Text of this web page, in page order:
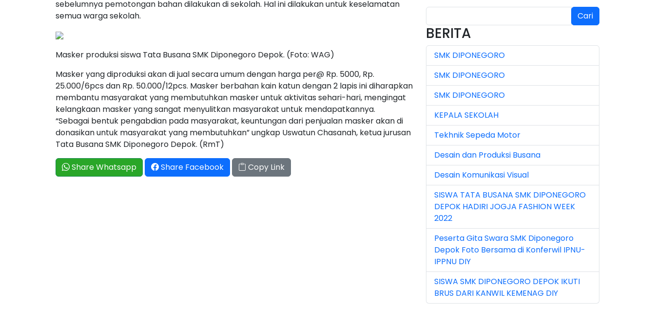
sebelumnya pemotongan bahan dilakukan di sekolah. Hal ini dilakukan untuk keselamatan
semua warga sekolah.
Masker produksi siswa Tata Busana SMK Diponegoro Depok. (Foto: WAG)
Masker yang diproduksi akan di jual secara umum dengan harga per@ Rp. 5000, Rp.
25.000/6pcs dan Rp. 50.000/12pcs. Masker berbahan kain katun dengan 2 lapis ini diharapkan
membantu masyarakat yang membutuhkan masker untuk aktivitas sehari-hari, mengingat
kelangkaan masker yang sangat menyulitkan masyarakat untuk mendapatkannya.
“Sebagai bentuk pengabdian pada masyarakat, keuntungan dari penjualan masker akan di
donasikan untuk masyarakat yang membutuhkan” ungkap Uswatun Chasanah, ketua jurusan
Tata Busana SMK Diponegoro Depok. (RmT)
Share Whatsapp Share Facebook Copy Link
Jul 2025 (3)
Jul 2026 (4)
Jun 2023 (7)
Jun 2024 (3)
Jun 2025 (1)
Jun 2026 (5)
Mar 2023 (8)
Mar 2024 (1)
Mar 2026 (3)
May 2026 (16)
Nov 2022 (101)
Nov 2023 (5)
Nov 2025 (15)
Oct 2024 (2)
Cari
BERITA
SMK DIPONEGORO
SMK DIPONEGORO
SMK DIPONEGORO
KEPALA SEKOLAH
Tekhnik Sepeda Motor
Desain dan Produksi Busana
Desain Komunikasi Visual
SISWA TATA BUSANA SMK DIPONEGORO
DEPOK HADIRI JOGJA FASHION WEEK
2022
Peserta Gita Swara SMK Diponegoro
Depok Foto Bersama di Konferwil IPNU-
IPPNU DIY
SISWA SMK DIPONEGORO DEPOK IKUTI
BRUS DARI KANWIL KEMENAG DIY